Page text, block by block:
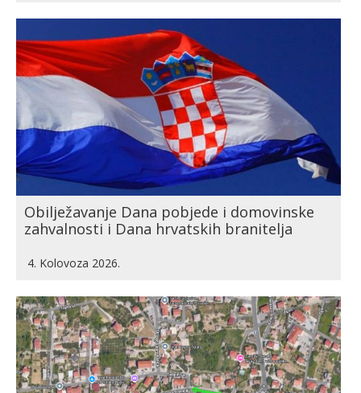
Obilježavanje Dana pobjede i domovinske
zahvalnosti i Dana hrvatskih branitelja
4. Kolovoza 2026.